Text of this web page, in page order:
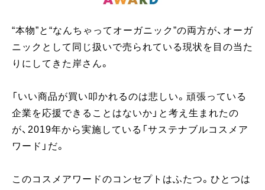
“本物”と“なんちゃってオーガニック”の両方が、オーガ
ニックとして同じ扱いで売られている現状を目の当た
りにしてきた岸さん。
「いい商品が買い叩かれるのは悲しい。頑張っている
企業を応援できることはないか」と考え生まれたの
が、2019年から実施している「サステナブルコスメア
ワード」だ。
このコスメアワードのコンセプトはふたつ。ひとつは